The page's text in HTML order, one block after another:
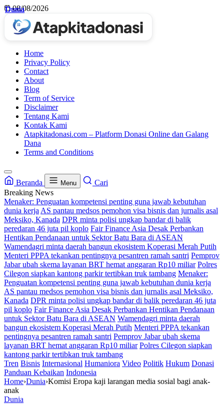
Skip
content
08/08/2026
Home
Privacy Policy
Contact
About
Blog
Term of Service
Disclaimer
Tentang Kami
Kontak Kami
Atapkitadonasi.com – Platform Donasi Online dan Galang
Dana
Terms and Conditions
Beranda Menu
Cari
Breaking News
Menaker: Penguatan kompetensi penting guna jawab kebutuhan
dunia kerja AS pantau medsos pemohon visa bisnis dan jurnalis asal
Meksiko, Kanada DPR minta polisi ungkap bandar di balik
peredaran 46 juta pil koplo Fair Finance Asia Desak Perbankan
Hentikan Pendanaan untuk Sektor Batu Bara di ASEAN
Wamendagri minta daerah bangun ekosistem Koperasi Merah Putih
Menteri PPPA tekankan pentingnya pesantren ramah santri Pemprov
Jabar ubah skema layanan BRT hemat anggaran Rp10 miliar Polres
Cilegon siapkan kantong parkir tertibkan truk tambang Menaker:
Penguatan kompetensi penting guna jawab kebutuhan dunia kerja
AS pantau medsos pemohon visa bisnis dan jurnalis asal Meksiko,
Kanada DPR minta polisi ungkap bandar di balik peredaran 46 juta
pil koplo Fair Finance Asia Desak Perbankan Hentikan Pendanaan
untuk Sektor Batu Bara di ASEAN Wamendagri minta daerah
bangun ekosistem Koperasi Merah Putih Menteri PPPA tekankan
pentingnya pesantren ramah santri Pemprov Jabar ubah skema
layanan BRT hemat anggaran Rp10 miliar Polres Cilegon siapkan
kantong parkir tertibkan truk tambang
Tren Bisnis Internasional Humaniora Video Politik Hukum Donasi
Panduan Kebaikan Indonesia
Home›Dunia›Komisi Eropa kaji larangan media sosial bagi anak-
anak
Dunia
Dunia
Dunia
Dunia
Dunia